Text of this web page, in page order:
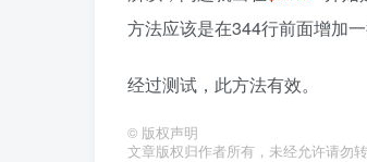
方法应该是在344行前面增加一
经过测试，此方法有效。
© 版权声明
文章版权归作者所有，未经允许请勿转